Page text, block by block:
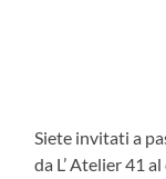
Siete invitati a
da L’ Atelier 41